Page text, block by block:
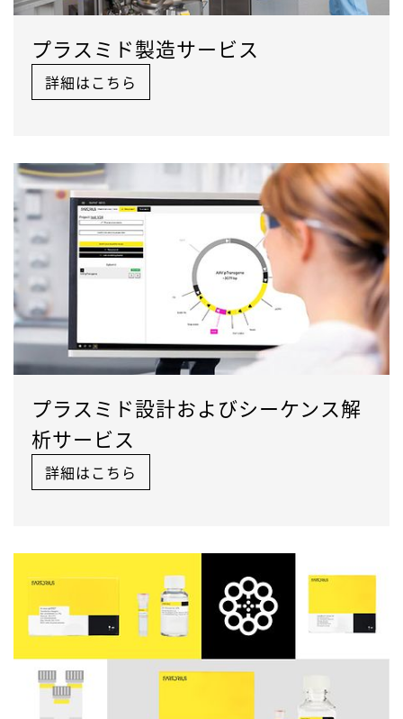
プラスミド製造サービス
詳細はこちら
プラスミド設計およびシーケンス解
析サービス
詳細はこちら